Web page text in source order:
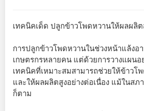
เทคนิคเด็ด ปลูกข้าวโพดหวานให้ผลผลิ
การปลูกข้าวโพดหวานในช่วงหน้าแล้งอ
เกษตรกรหลายคน แต่ด้วยการวางแผนอ
เทคนิคที่เหมาะสมสามารถช่วยให้ข้าวโ
และให้ผลผลิตสูงอย่างต่อเนื่อง แม้ในสภ
ก็ตาม